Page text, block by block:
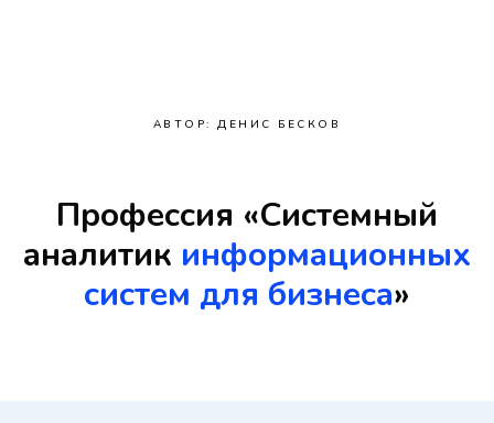
АВТОР: ДЕНИС БЕСКОВ
Профессия «Системный
аналитик информационных
систем для бизнеса»